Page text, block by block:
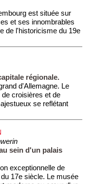
est située sur
et ses innombrables
de l'historicisme du 19e
régionale.
d'Allemagne. Le
croisières et de
se reflétant
sein d'un palais
exceptionnelle de
17e siècle. Le musée